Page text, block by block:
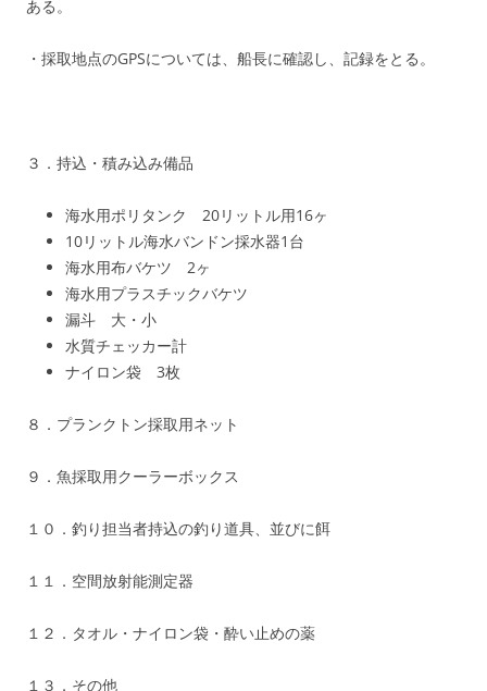
ある。
・採取地点のGPSについては、船長に確認し、記録をとる。
３．持込・積み込み備品
海水用ポリタンク 20リットル用16ヶ
10リットル海水バンドン採水器1台
海水用布バケツ 2ヶ
海水用プラスチックバケツ
漏斗 大・小
水質チェッカー計
ナイロン袋 3枚
８．プランクトン採取用ネット
９．魚採取用クーラーボックス
１０．釣り担当者持込の釣り道具、並びに餌
１１．空間放射能測定器
１２．タオル・ナイロン袋・酔い止めの薬
１３．その他